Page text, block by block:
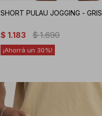
SHORT PULAU JOGGING - GRIS
$ 1.183 $ 1.690
30